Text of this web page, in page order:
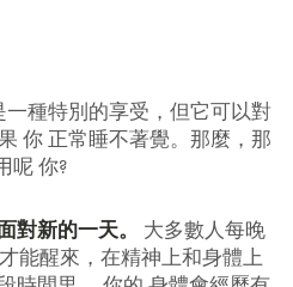
一種特別的享受，但它可以對
你 正常睡不著覺。那麼，那
呢 你?
對新的一天。
大多數人每晚
能醒來，在精神上和身體上